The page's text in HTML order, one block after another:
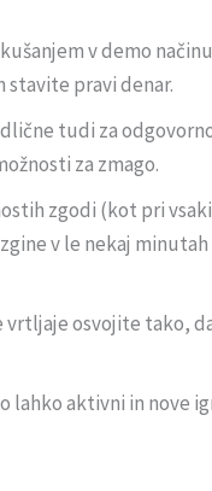
v demo
stavite pravi denar.
tudi za
za zmago.
zgodi (kot pri
v le nekaj minutah
osvojite tako,
lahko aktivni in nove